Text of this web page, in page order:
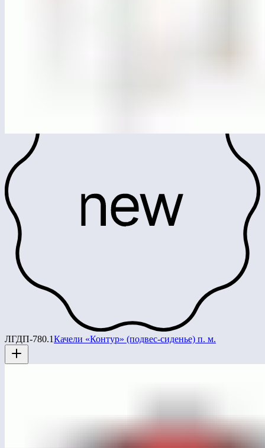
ЛГДП-780.1Качели «Контур» (подвес-сиденье) п. м.